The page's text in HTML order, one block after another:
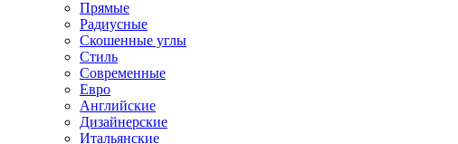
Прямые
Радиусные
Скошенные углы
Стиль
Современные
Евро
Английские
Дизайнерские
Итальянские